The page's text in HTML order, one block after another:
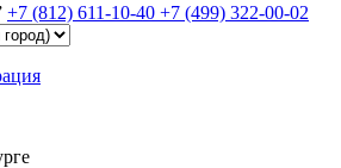
+7 (812) 611-10-40 +7 (499) 322-00-02